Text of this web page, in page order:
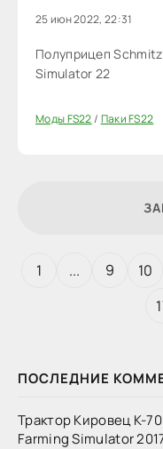
ПОСЛЕДНИЕ
Трактор Кировец К-
Farming Simulator
25 июн 2022, 22:31
Полуприцеп
Simulator 22
Моды FS22/ Паки FS22
1 ... 9 10